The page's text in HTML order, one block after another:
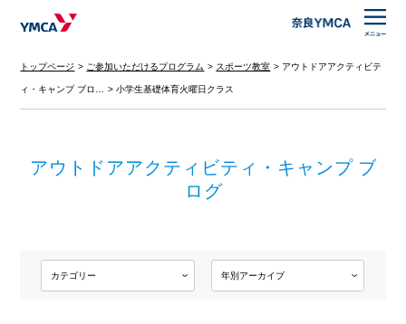
トップページ ご参加いただけるプログラム スポーツ教室 アウトドアアクティビテ
ィ・キャンプ ブロ… 小学生基礎体育火曜日クラス
アウトドアアクティビティ・キャンプ ブ
ログ